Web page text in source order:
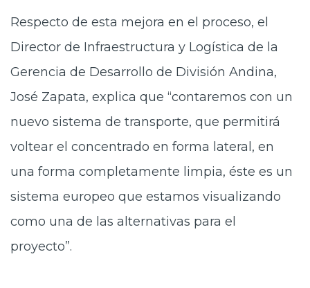
Respecto de esta mejora en el proceso, el
Director de Infraestructura y Logística de la
Gerencia de Desarrollo de División Andina,
José Zapata, explica que “contaremos con un
nuevo sistema de transporte, que permitirá
voltear el concentrado en forma lateral, en
una forma completamente limpia, éste es un
sistema europeo que estamos visualizando
como una de las alternativas para el
proyecto”.